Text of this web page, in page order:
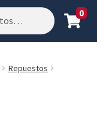
0
Repuestos